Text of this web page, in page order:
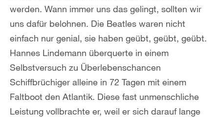
werden. Wann immer uns das gelingt, sollten wir
uns dafür belohnen. Die Beatles waren nicht
einfach nur genial, sie haben geübt, geübt, geübt.
Hannes Lindemann überquerte in einem
Selbstversuch zu Überlebenschancen
Schiffbrüchiger alleine in 72 Tagen mit einem
Faltboot den Atlantik. Diese fast unmenschliche
Leistung vollbrachte er, weil er sich darauf lange